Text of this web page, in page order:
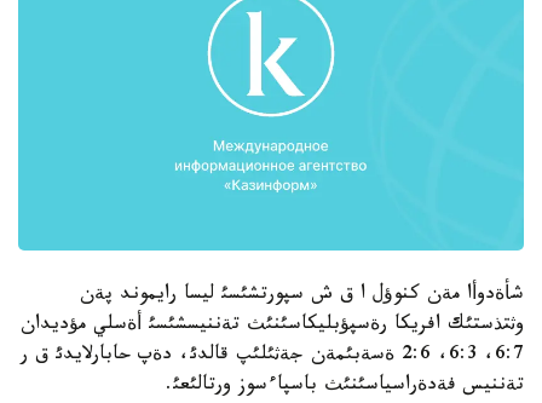
شأةدوأا مةن كنوؤل ا ق ش سپورتشئسئ ليسا رايموند پةن
وثتذستئك افريكا رةسپؤبليكاسئنئث تةننيسشئسئ أةسلي مؤديدان
6:7، 6:3، 2:6 ةسةبئمةن جةثئلئپ قالدئ، دةپ حابارلايدئ ق ر
تةننيس فةدةراسياسئنئث باسپاءسوز ورتالئعئ.